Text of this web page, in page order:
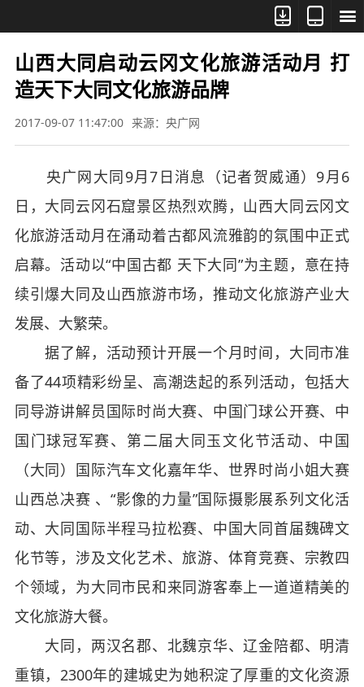



山西大同启动云冈文化旅游活动月 打
造天下大同文化旅游品牌
2017-09-07 11:47:00 来源：央广网
央广网大同9月7日消息（记者贺威通）9月6
日，大同云冈石窟景区热烈欢腾，山西大同云冈文
化旅游活动月在涌动着古都风流雅韵的氛围中正式
启幕。活动以“中国古都 天下大同”为主题，意在持
续引爆大同及山西旅游市场，推动文化旅游产业大
发展、大繁荣。
据了解，活动预计开展一个月时间，大同市准
备了44项精彩纷呈、高潮迭起的系列活动，包括大
同导游讲解员国际时尚大赛、中国门球公开赛、中
国门球冠军赛、第二届大同玉文化节活动、中国
（大同）国际汽车文化嘉年华、世界时尚小姐大赛
山西总决赛 、“影像的力量”国际摄影展系列文化活
动、大同国际半程马拉松赛、中国大同首届魏碑文
化节等，涉及文化艺术、旅游、体育竞赛、宗教四
个领域，为大同市民和来同游客奉上一道道精美的
文化旅游大餐。
大同，两汉名郡、北魏京华、辽金陪都、明清
重镇，2300年的建城史为她积淀了厚重的文化资源